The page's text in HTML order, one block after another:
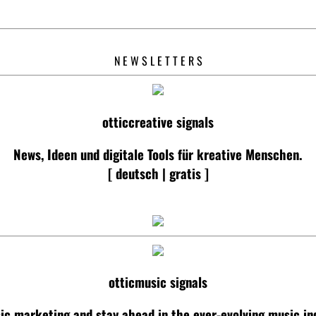
N E W S L E T T E R S
otticcreative signals
News, Ideen und digitale Tools für kreative Menschen.
[ deutsch | gratis ]
otticmusic signals